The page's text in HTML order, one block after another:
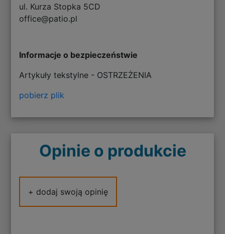
ul. Kurza Stopka 5CD
office@patio.pl
Informacje o bezpieczeństwie
Artykuły tekstylne - OSTRZEŻENIA
pobierz plik
Opinie o produkcie
+ dodaj swoją opinię